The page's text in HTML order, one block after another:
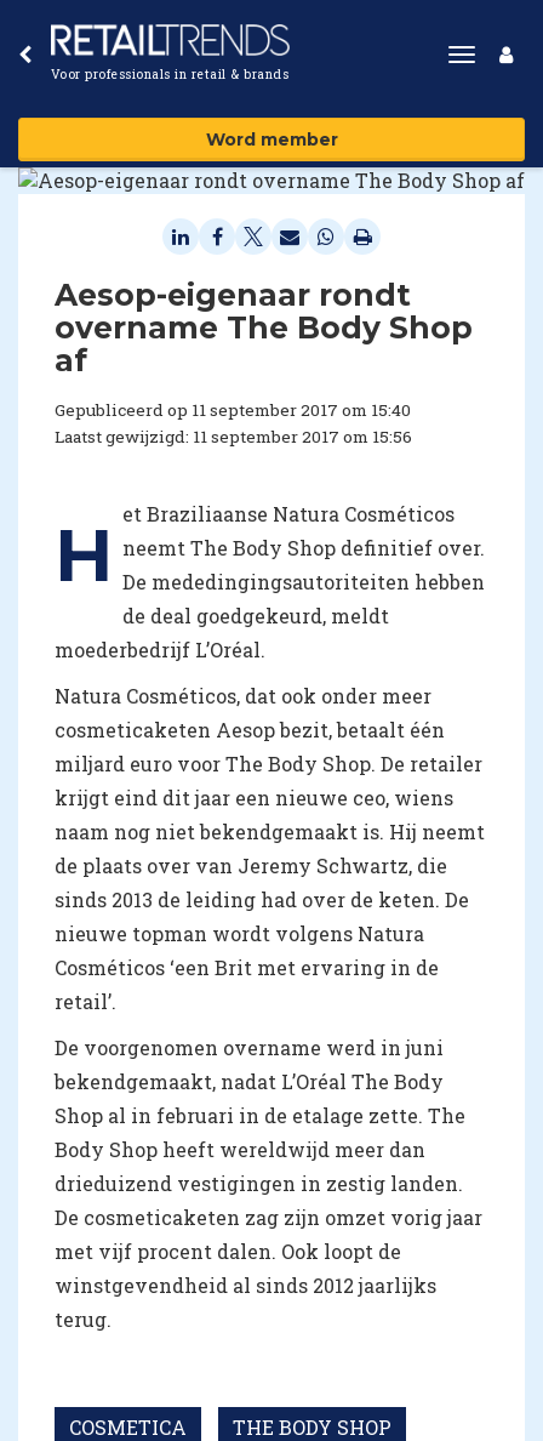
Voor professionals in retail & brands
Toggle
Word member
Aesop-eigenaar rondt
overname The Body Shop
af
Gepubliceerd op 11 september 2017 om 15:40
Laatst gewijzigd: 11 september 2017 om 15:56
H
et Braziliaanse Natura Cosméticos
neemt The Body Shop definitief over.
De mededingingsautoriteiten hebben
de deal goedgekeurd, meldt
moederbedrijf L’Oréal.
Natura Cosméticos, dat ook onder meer
cosmeticaketen Aesop bezit, betaalt één
miljard euro voor The Body Shop. De retailer
krijgt eind dit jaar een nieuwe ceo, wiens
naam nog niet bekendgemaakt is. Hij neemt
de plaats over van Jeremy Schwartz, die
sinds 2013 de leiding had over de keten. De
nieuwe topman wordt volgens Natura
Cosméticos ‘een Brit met ervaring in de
retail’.
De voorgenomen overname werd in juni
bekendgemaakt, nadat L’Oréal The Body
Shop al in februari in de etalage zette. The
Body Shop heeft wereldwijd meer dan
drieduizend vestigingen in zestig landen.
De cosmeticaketen zag zijn omzet vorig jaar
met vijf procent dalen. Ook loopt de
winstgevendheid al sinds 2012 jaarlijks
terug.
COSMETICA THE BODY SHOP